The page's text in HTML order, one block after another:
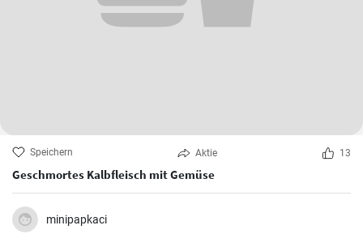
Speichern Aktie 13
Geschmortes Kalbfleisch mit Gemüse
minipapkaci